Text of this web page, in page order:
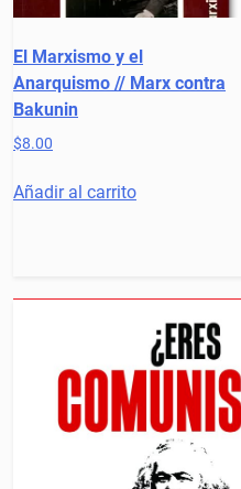
El Marxismo y el
Anarquismo // Marx contra
Bakunin
$8.00
Añadir al carrito